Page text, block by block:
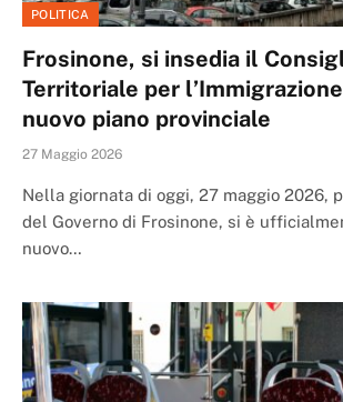
POLITICA
Frosinone, si insedia il
Territoriale per
nuovo piano provinciale
27 Maggio 2026
Nella giornata di oggi, 27 maggio 2026,
del Governo di Frosinone, si è
nuovo…